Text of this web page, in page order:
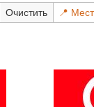
Очистить